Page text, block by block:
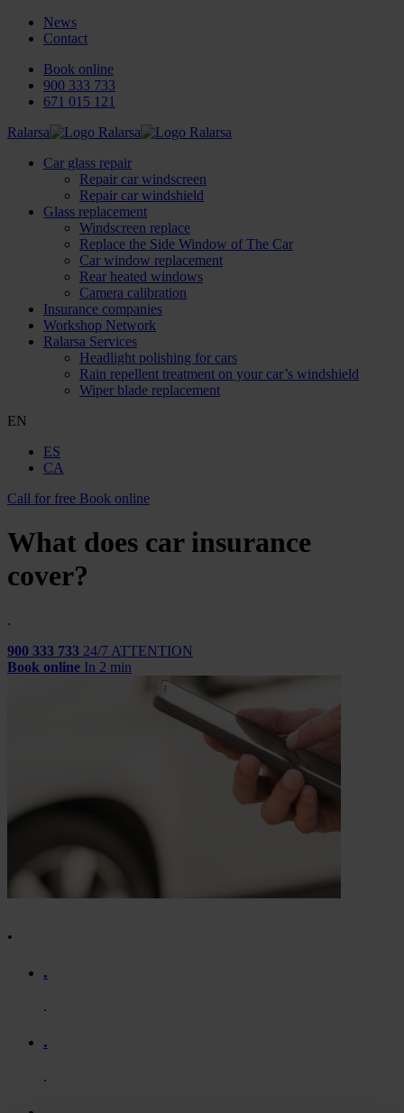
News
Contact
Book online
900 333 733
671 015 121
Ralarsa
Car glass repair
Repair car windscreen
Repair car windshield
Glass replacement
Windscreen replace
Replace the Side Window of The Car
Car window replacement
Rear heated windows
Camera calibration
Insurance companies
Workshop Network
Ralarsa Services
Headlight polishing for cars
Rain repellent treatment on your car’s windshield
Wiper blade replacement
EN
ES
CA
Call for free Book online
What does car insurance
cover?
.
900 333 733 24/7 ATTENTION
Book online In 2 min
.
.
.
.
.